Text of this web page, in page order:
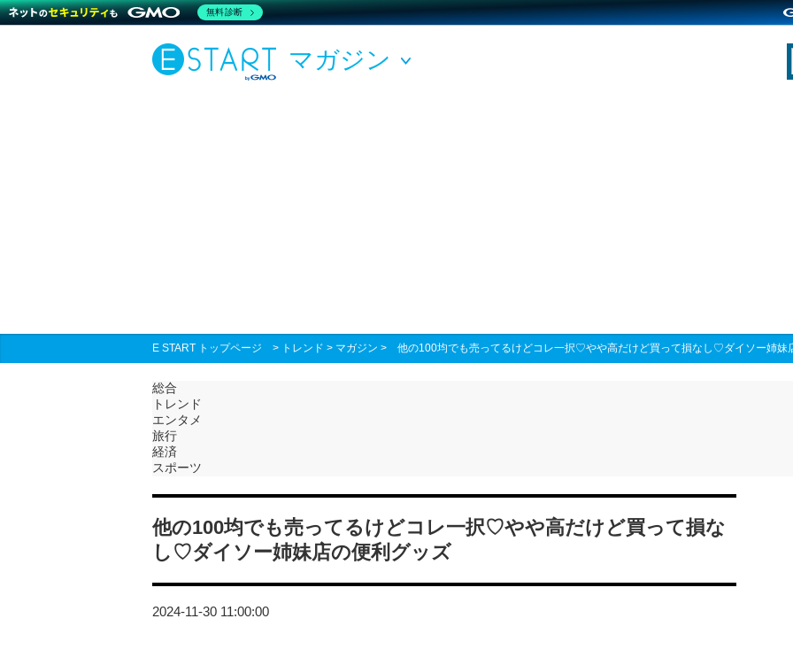
マガジン
E START トップページ > トレンド > マガジン > 他の100均でも売ってるけどコレ一択♡やや高だけど買って損なし♡ダイソー姉妹
総合
トレンド
エンタメ
旅行
経済
スポーツ
他の100均でも売ってるけどコレ一択♡やや高だけど買って損な
し♡ダイソー姉妹店の便利グッズ
2024-11-30 11:00:00
無料診断